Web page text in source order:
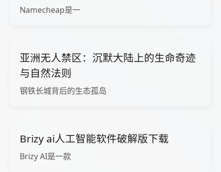
Namecheap是一
亚洲无人禁区：沉默大陆上的生命奇迹
与自然法则
钢铁长城背后的生态孤岛
Brizy ai人工智能软件破解版下载
Brizy AI是一款